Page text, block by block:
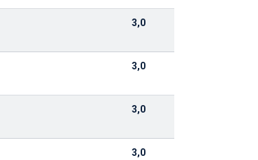
3,0
3,0
3,0
3,0